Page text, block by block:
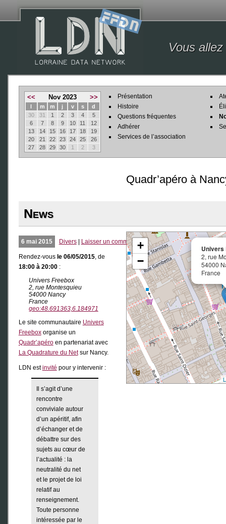
Vous
<< Nov 2023 >>
l m m j v s
d
30
31 1 2 3 4
5
6
7 8 9 10 11
12
13
14 15 16 17 18
19
20
21 22 23 24 25
26
27
28 29 30 1 2 3
Présentation
Histoire
Questions fréquentes
Adhérer
Services de l’association
Quadr’apéro à
News
6 mai 2015 Divers| Laisser un commentaire
Rendez-vous le 06/05/2015, de
18:00 à 20:00:
Univers Freebox
2, rue Montesquieu
54000 Nancy
France
geo:48.691363,6.184971
Le site communautaire Univers
Freeboxorganise un
Quadr’apéroen partenariat avec
La Quadrature du Netsur Nancy.
LDN estinvité pour y intervenir :
Il s’agit d’une
rencontre
conviviale autour
d’un apéritif, afin
d’échanger et de
débattre sur des
sujets au cœur de
l’actualité : la
neutralité du net
et le projet de loi
relatif au
renseignement.
Toute personne
intéressée par le
Univers
2, rue
54000
France
+
−